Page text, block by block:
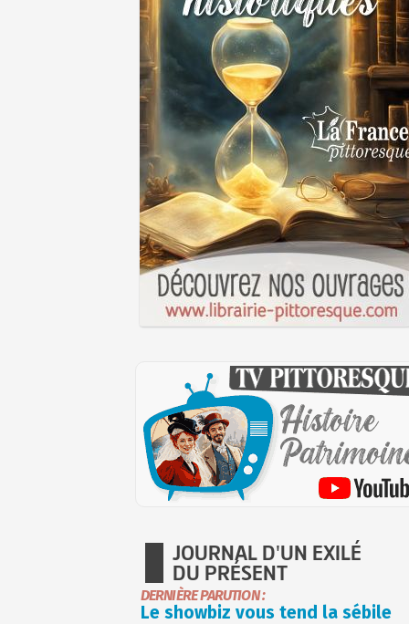
JOURNAL D'UN EXILÉ
DU PRÉSENT
DERNIÈRE PARUTION :
Le showbiz vous tend la sébile